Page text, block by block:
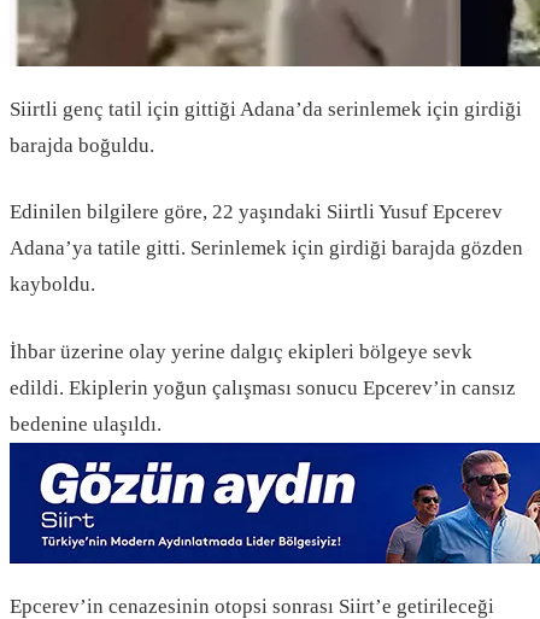
Siirtli genç tatil için gittiği Adana’da serinlemek için girdiği
barajda boğuldu.
Edinilen bilgilere göre, 22 yaşındaki Siirtli Yusuf Epcerev
Adana’ya tatile gitti. Serinlemek için girdiği barajda gözden
kayboldu.
İhbar üzerine olay yerine dalgıç ekipleri bölgeye sevk
edildi. Ekiplerin yoğun çalışması sonucu Epcerev’in cansız
bedenine ulaşıldı.
Epcerev’in cenazesinin otopsi sonrası Siirt’e getirileceği